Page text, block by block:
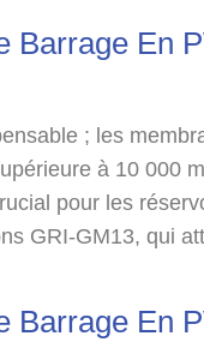
Barrage En
; les
à 10 000
pour les
GRI-GM13, qui
Barrage En